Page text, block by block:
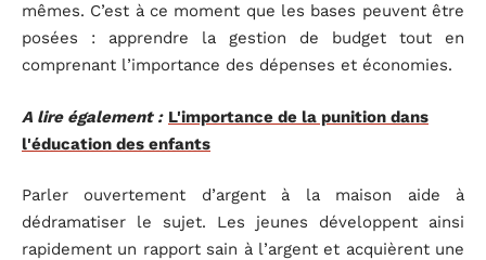
mêmes. C’est à ce moment que les bases peuvent être
posées : apprendre la gestion de budget tout en
comprenant l’importance des dépenses et économies.
A lire également : L'importance de la punition dans
l'éducation des enfants
Parler ouvertement d’argent à la maison aide à
dédramatiser le sujet. Les jeunes développent ainsi
rapidement un rapport sain à l’argent et acquièrent une